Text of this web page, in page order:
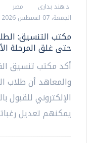
د.هند بدارى
مصر
الجمعة، 07 اغسطس 2026 12:00 م
مكتب التنسيق:
حتى غلق المرحلة
أكد مكتب تنسيق
والمعاهد أن طلاب
الإلكتروني للقبول
يمكنهم تعديل